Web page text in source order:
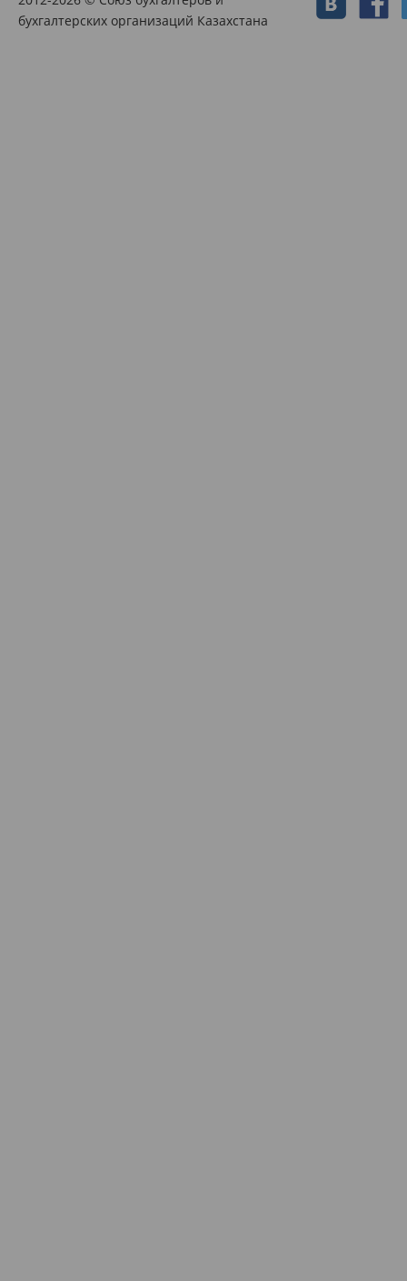
бухгалтерских организаций Казахстана